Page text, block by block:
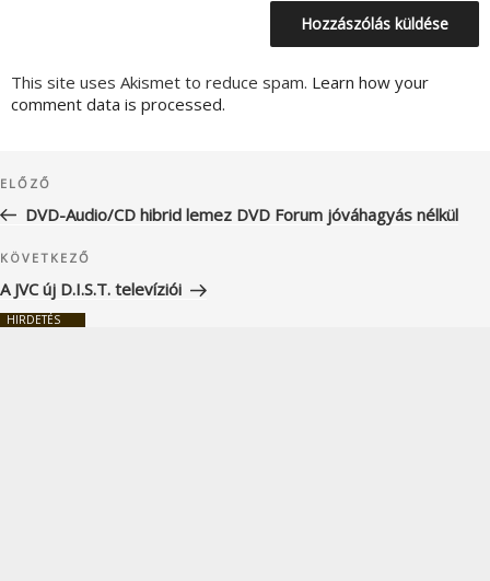
This site uses Akismet to reduce spam. Learn how your
comment data is processed.
navigáció
Korábbi
bejegyzés
ELŐZŐ
DVD-Audio/CD hibrid lemez DVD Forum jóváhagyás nélkül
Következő
bejegyzés
KÖVETKEZŐ
A JVC új D.I.S.T. televíziói
HIRDETÉS